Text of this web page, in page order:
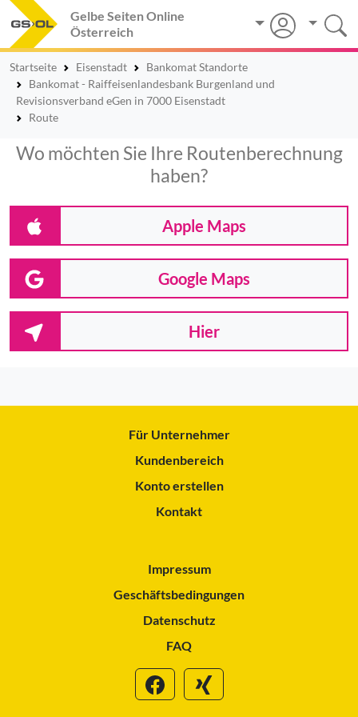
Gelbe Seiten Online
Österreich
Startseite Eisenstadt
Bankomat Standorte
Bankomat - Raiffeisenlandesbank Burgenland und
Revisionsverband eGen in 7000 Eisenstadt
Route
Wo möchten Sie Ihre Routenberechnung
haben?
Apple Maps
Google Maps
Hier
Für Unternehmer
Kundenbereich
Konto erstellen
Kontakt
Impressum
Geschäftsbedingungen
Datenschutz
FAQ